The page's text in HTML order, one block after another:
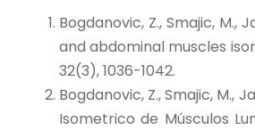
Bogdanovic, Z., Smajic, M.,
and abdominal muscles
32(3), 1036-1042.
Bogdanovic, Z., Smajic, M.,
Isometrico de Músculos